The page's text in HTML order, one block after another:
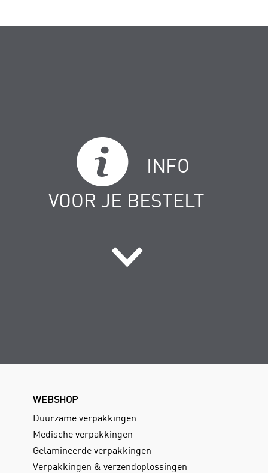
INFO
VOOR JE BESTELT
WEBSHOP
Duurzame verpakkingen
Medische verpakkingen
Gelamineerde verpakkingen
Verpakkingen & verzendoplossingen